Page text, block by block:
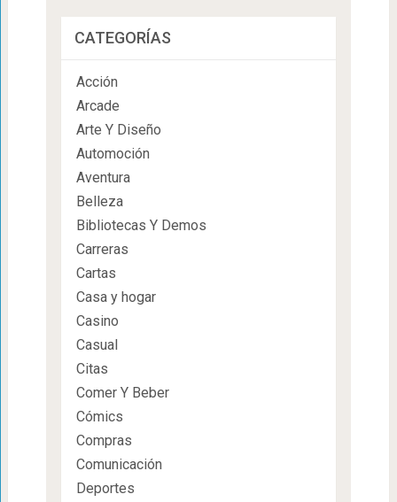
CATEGORÍAS
Acción
Arcade
Arte Y Diseño
Automoción
Aventura
Belleza
Bibliotecas Y Demos
Carreras
Cartas
Casa y hogar
Casino
Casual
Citas
Comer Y Beber
Cómics
Compras
Comunicación
Deportes